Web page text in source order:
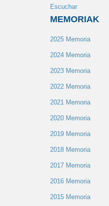
Escuchar
MEMORIAK
2025 Memoria
2024 Memoria
2023 Memoria
2022 Memoria
2021 Memoria
2020 Memoria
2019 Memoria
2018 Memoria
2017 Memoria
2016 Memoria
2015 Memoria